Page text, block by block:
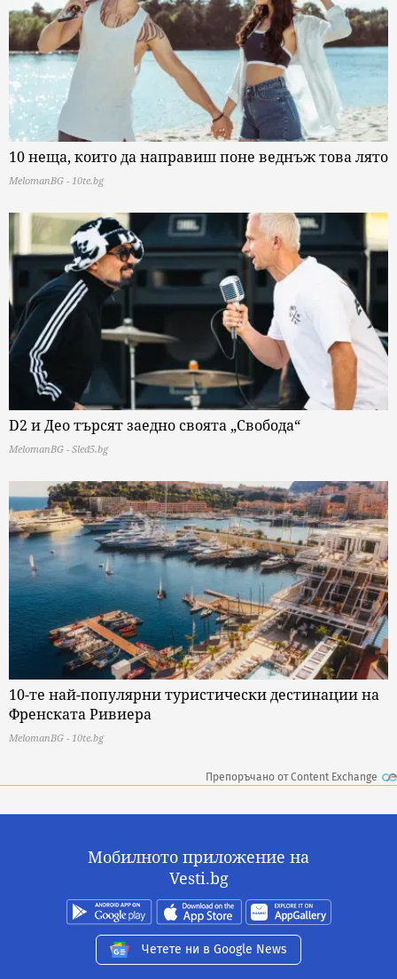
10 неща, които да направиш поне веднъж това лято
MelomanBG - 10te.bg
D2 и Део търсят заедно своята „Свобода“
MelomanBG - Sled5.bg
10-те най-популярни туристически дестинации на
Френската Ривиера
MelomanBG - 10te.bg
Препоръчано от Content Exchange
Мобилното приложение на
Vesti.bg
Четете ни в Google News